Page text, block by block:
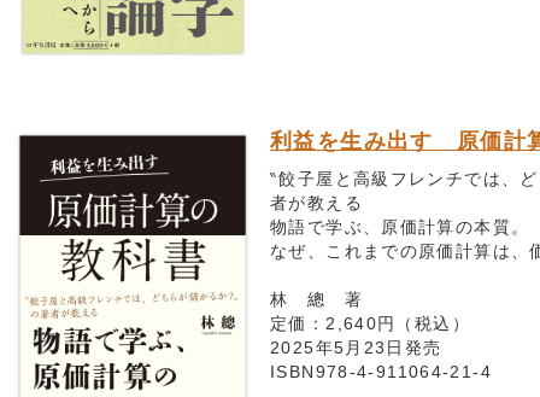
利益を生み出す 原価計
‶餃子屋と高級フレンチでは、
者が教える
物語で学ぶ、原価計算の本質。
なぜ、これまでの原価計算は、
林 總 著
定価：2,640円（税込）
2025年5月23日発売
ISBN978-4-911064-21-4